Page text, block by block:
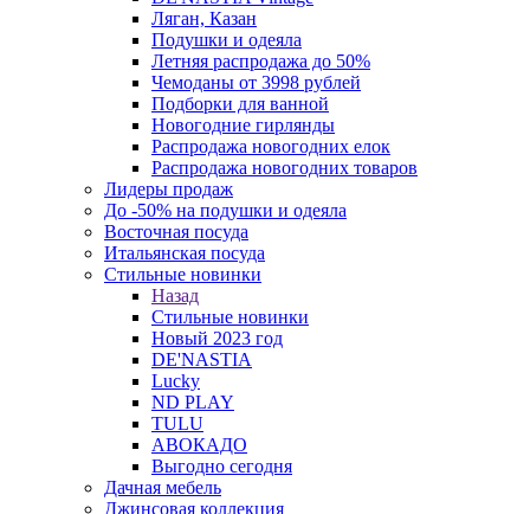
Ляган, Казан
Подушки и одеяла
Летняя распродажа до 50%
Чемоданы от 3998 рублей
Подборки для ванной
Новогодние гирлянды
Распродажа новогодних елок
Распродажа новогодних товаров
Лидеры продаж
До -50% на подушки и одеяла
Восточная посуда
Итальянская посуда
Стильные новинки
Назад
Стильные новинки
Новый 2023 год
DE'NASTIA
Lucky
ND PLAY
TULU
АВОКАДО
Выгодно сегодня
Дачная мебель
Джинсовая коллекция